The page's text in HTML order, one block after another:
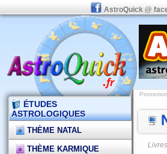
AstroQuick @
ÉTUDES
ASTROLOGIQUES
THÈME NATAL
THÈME KARMIQUE